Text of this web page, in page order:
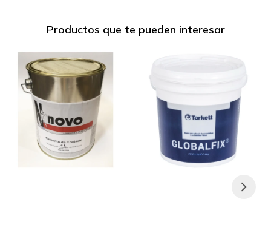
Productos que te pueden interesar